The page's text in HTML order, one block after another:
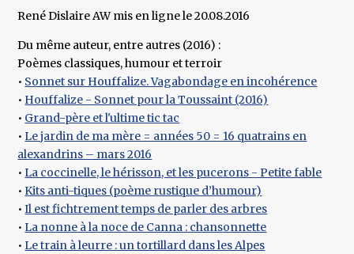
René Dislaire AW mis en ligne le 20.08.2016
Du même auteur, entre autres (2016) :
Poèmes classiques, humour et terroir
• Sonnet sur Houffalize. Vagabondage en incohérence
• Houffalize - Sonnet pour la Toussaint (2016)
• Grand-père et l'ultime tic tac
•Le jardin de ma mère = années 50 = 16 quatrains en
alexandrins – mars 2016
•La coccinelle, le hérisson, et les pucerons - Petite fable
•Kits anti-tiques (poème rustique d’humour)
•Il est fichtrement temps de parler des arbres
•La nonne à la noce de Canna : chansonnette
•Le train à leurre : un tortillard dans les Alpes